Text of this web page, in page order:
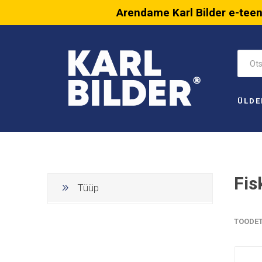
Arendame Karl Bilder e-
Tüüp